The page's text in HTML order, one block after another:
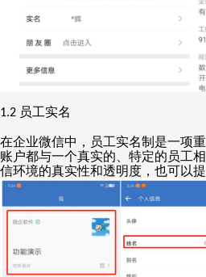
1.2 员工实名
在企业微信中，员工实名制是一项
账户都与一个真实的、特定的员工
信环境的真实性和透明度，也可以